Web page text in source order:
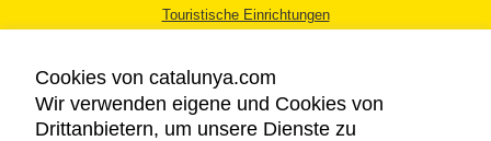
Touristische Einrichtungen
Cookies von catalunya.com
Wir verwenden eigene und Cookies von
Drittanbietern, um unsere Dienste zu